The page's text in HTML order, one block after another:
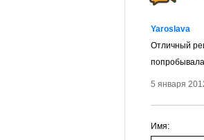
Yaroslava
Отличный
5 января
Имя: